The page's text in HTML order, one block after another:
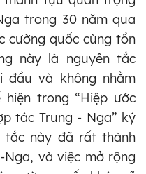
trong 30 năm qua
cường quốc cùng tồn
này là nguyên tắc
đầu và không nhằm
trong “Hiệp ước
tác Trung - Nga” ký
tắc này đã rất thành
và việc mở rộng